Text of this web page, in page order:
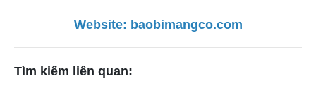
Website: baobimangco.com
Tìm kiếm liên quan: